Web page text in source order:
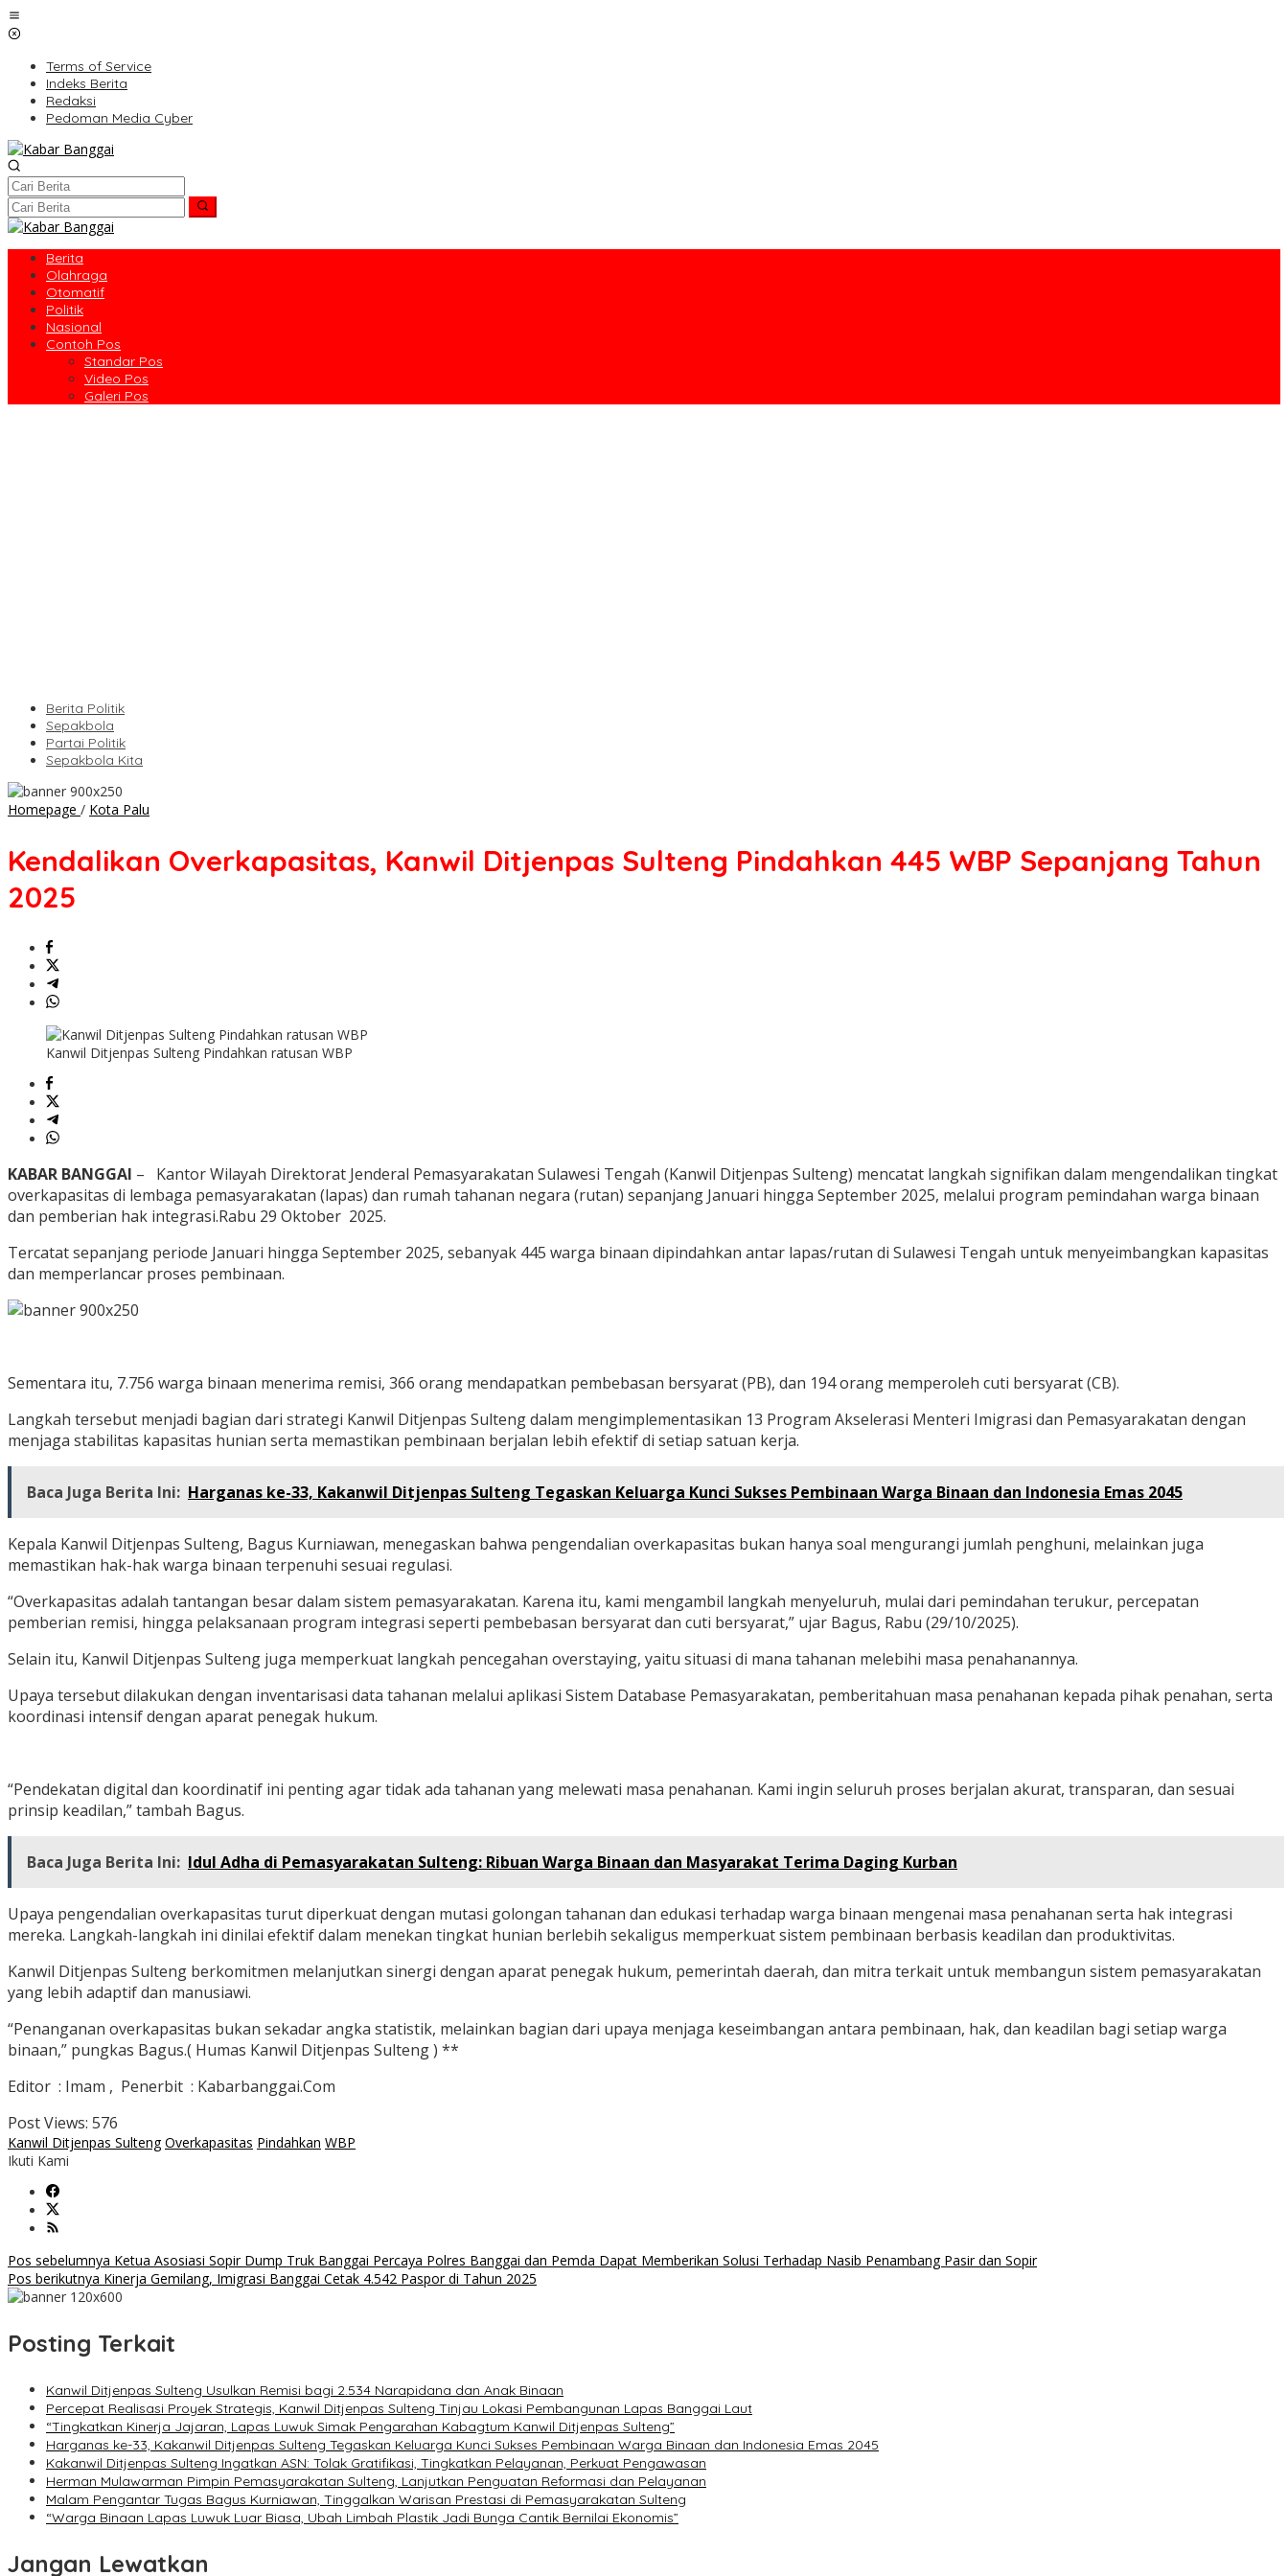
Lewati
ke
Terms of Service
Indeks Berita
Redaksi
Pedoman Media Cyber
Berita
Olahraga
Otomatif
Politik
Nasional
Contoh Pos
Standar Pos
Video Pos
Galeri Pos
Berita Politik
Sepakbola
Partai Politik
Sepakbola Kita
Homepage / Kota Palu
Ditjenpas
Kendalikan Overkapasitas, Kanwil Ditjenpas Sulteng Pindahkan 445 WBP Sepanjang Tahun
2025
Kanwil Ditjenpas Sulteng Pindahkan ratusan WBP
KABAR BANGGAI – Kantor Wilayah Direktorat Jenderal Pemasyarakatan Sulawesi Tengah (Kanwil Ditjenpas Sulteng) mencatat langkah signifikan dalam mengendalikan tingkat
overkapasitas di lembaga pemasyarakatan (lapas) dan rumah tahanan negara (rutan) sepanjang Januari hingga September 2025, melalui program pemindahan warga binaan
dan pemberian hak integrasi.Rabu 29 Oktober 2025.
Tercatat sepanjang periode Januari hingga September 2025, sebanyak 445 warga binaan dipindahkan antar lapas/rutan di Sulawesi Tengah untuk menyeimbangkan kapasitas
dan memperlancar proses pembinaan.
Sementara itu, 7.756 warga binaan menerima remisi, 366 orang mendapatkan pembebasan bersyarat (PB), dan 194 orang memperoleh cuti bersyarat (CB).
Langkah tersebut menjadi bagian dari strategi Kanwil Ditjenpas Sulteng dalam mengimplementasikan 13 Program Akselerasi Menteri Imigrasi dan Pemasyarakatan dengan
menjaga stabilitas kapasitas hunian serta memastikan pembinaan berjalan lebih efektif di setiap satuan kerja.
Baca Juga Berita Ini: Harganas ke-33, Kakanwil Ditjenpas Sulteng Tegaskan Keluarga Kunci Sukses Pembinaan Warga Binaan dan Indonesia Emas 2045
Kepala Kanwil Ditjenpas Sulteng, Bagus Kurniawan, menegaskan bahwa pengendalian overkapasitas bukan hanya soal mengurangi jumlah penghuni, melainkan juga
memastikan hak-hak warga binaan terpenuhi sesuai regulasi.
“Overkapasitas adalah tantangan besar dalam sistem pemasyarakatan. Karena itu, kami mengambil langkah menyeluruh, mulai dari pemindahan terukur, percepatan
pemberian remisi, hingga pelaksanaan program integrasi seperti pembebasan bersyarat dan cuti bersyarat,” ujar Bagus, Rabu (29/10/2025).
Selain itu, Kanwil Ditjenpas Sulteng juga memperkuat langkah pencegahan overstaying, yaitu situasi di mana tahanan melebihi masa penahanannya.
Upaya tersebut dilakukan dengan inventarisasi data tahanan melalui aplikasi Sistem Database Pemasyarakatan, pemberitahuan masa penahanan kepada pihak penahan, serta
koordinasi intensif dengan aparat penegak hukum.
“Pendekatan digital dan koordinatif ini penting agar tidak ada tahanan yang melewati masa penahanan. Kami ingin seluruh proses berjalan akurat, transparan, dan sesuai
prinsip keadilan,” tambah Bagus.
Baca Juga Berita Ini: Idul Adha di Pemasyarakatan Sulteng: Ribuan Warga Binaan dan Masyarakat Terima Daging Kurban
Upaya pengendalian overkapasitas turut diperkuat dengan mutasi golongan tahanan dan edukasi terhadap warga binaan mengenai masa penahanan serta hak integrasi
mereka. Langkah-langkah ini dinilai efektif dalam menekan tingkat hunian berlebih sekaligus memperkuat sistem pembinaan berbasis keadilan dan produktivitas.
Kanwil Ditjenpas Sulteng berkomitmen melanjutkan sinergi dengan aparat penegak hukum, pemerintah daerah, dan mitra terkait untuk membangun sistem pemasyarakatan
yang lebih adaptif dan manusiawi.
“Penanganan overkapasitas bukan sekadar angka statistik, melainkan bagian dari upaya menjaga keseimbangan antara pembinaan, hak, dan keadilan bagi setiap warga
binaan,” pungkas Bagus.( Humas Kanwil Ditjenpas Sulteng ) **
Editor : Imam , Penerbit : Kabarbanggai.Com
Post Views: 576
Kanwil Ditjenpas Sulteng Overkapasitas Pindahkan WBP
Ikuti Kami
Navigasi
pos
Pos sebelumnya Ketua Asosiasi Sopir Dump Truk Banggai Percaya Polres Banggai dan Pemda Dapat Memberikan Solusi Terhadap Nasib Penambang Pasir dan Sopir
Pos berikutnya Kinerja Gemilang, Imigrasi Banggai Cetak 4.542 Paspor di Tahun 2025
Posting Terkait
Kanwil Ditjenpas Sulteng Usulkan Remisi bagi 2.534 Narapidana dan Anak Binaan
Percepat Realisasi Proyek Strategis, Kanwil Ditjenpas Sulteng Tinjau Lokasi Pembangunan Lapas Banggai Laut
“Tingkatkan Kinerja Jajaran, Lapas Luwuk Simak Pengarahan Kabagtum Kanwil Ditjenpas Sulteng”
Harganas ke-33, Kakanwil Ditjenpas Sulteng Tegaskan Keluarga Kunci Sukses Pembinaan Warga Binaan dan Indonesia Emas 2045
Kakanwil Ditjenpas Sulteng Ingatkan ASN: Tolak Gratifikasi, Tingkatkan Pelayanan, Perkuat Pengawasan
Herman Mulawarman Pimpin Pemasyarakatan Sulteng, Lanjutkan Penguatan Reformasi dan Pelayanan
Malam Pengantar Tugas Bagus Kurniawan, Tinggalkan Warisan Prestasi di Pemasyarakatan Sulteng
“Warga Binaan Lapas Luwuk Luar Biasa, Ubah Limbah Plastik Jadi Bunga Cantik Bernilai Ekonomis”
Jangan Lewatkan